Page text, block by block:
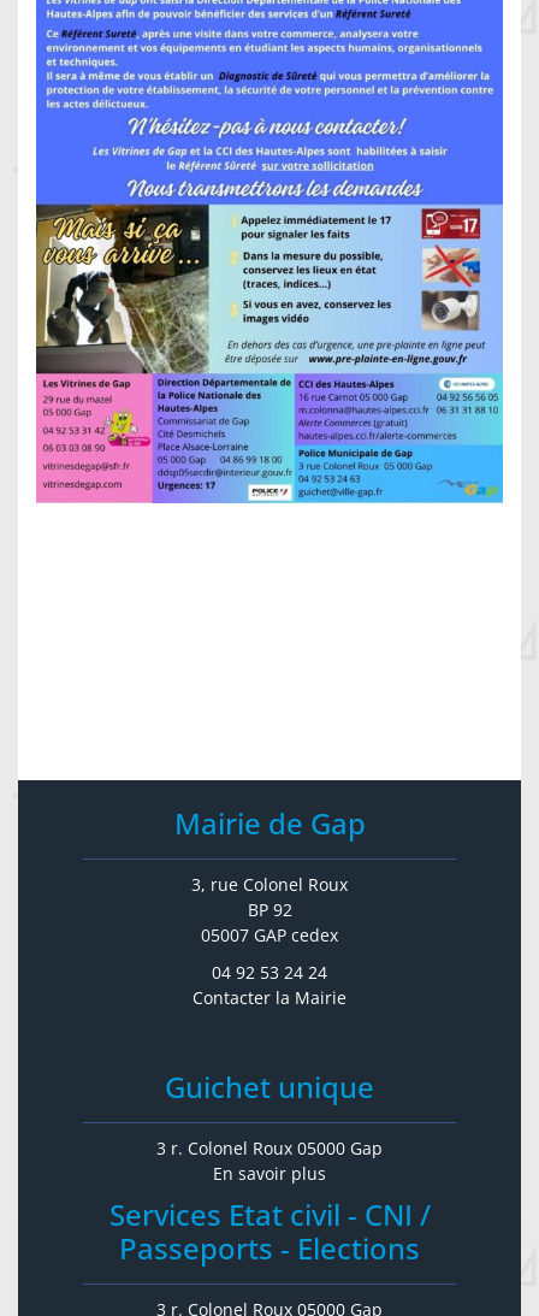
Mairie de Gap
3, rue Colonel Roux
BP 92
05007 GAP cedex
04 92 53 24 24
Contacter la Mairie
Guichet unique
3 r. Colonel Roux 05000 Gap
En savoir plus
Services Etat civil - CNI /
Passeports - Elections
3 r. Colonel Roux 05000 Gap